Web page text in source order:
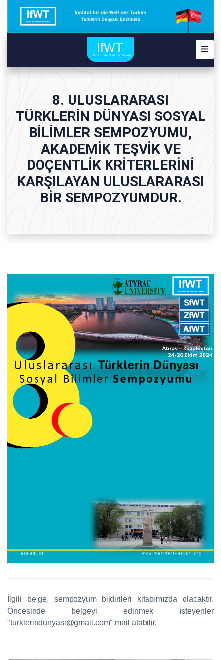
8. ULUSLARARASI
TÜRKLERİN DÜNYASI SOSYAL
BİLİMLER SEMPOZYUMU,
AKADEMİK TEŞVİK VE
DOÇENTLİK KRİTERLERİNİ
KARŞILAYAN ULUSLARARASI
BİR SEMPOZYUMDUR.
İlgili belge, sempozyum bildirileri kitabımızda olacaktır.
Öncesinde belgeyi edinmek isteyenler
"turklerindunyasi@gmail.com" mail atabilir.